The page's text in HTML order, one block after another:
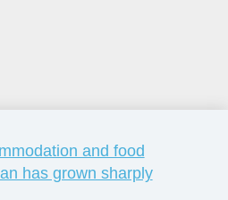
and food
has grown sharply